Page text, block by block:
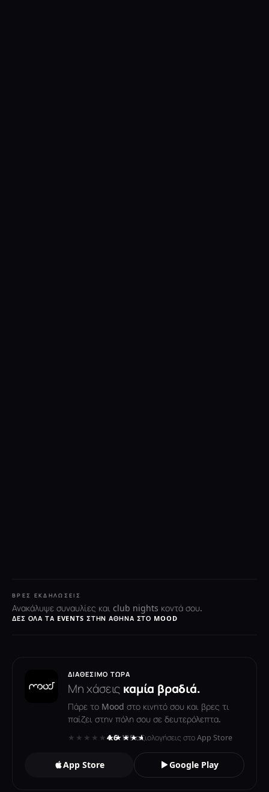
ΒΡΕΣ ΕΚΔΗΛΏΣΕΙΣ
Ανακάλυψε συναυλίες και club nights κοντά σου.
ΔΕΣ ΌΛΑ ΤΑ EVENTS ΣΤΗΝ ΑΘΉΝΑ ΣΤΟ MOOD
ΔΙΑΘΈΣΙΜΟ ΤΏΡΑ
Μη χάσεις καμία βραδιά.
Πάρε το Mood στο κινητό σου και βρες τι
παίζει στην πόλη σου σε δευτερόλεπτα.
★★★★★★★★★★
4.6· 119 αξιολογήσεις στο App Store
App Store Google Play